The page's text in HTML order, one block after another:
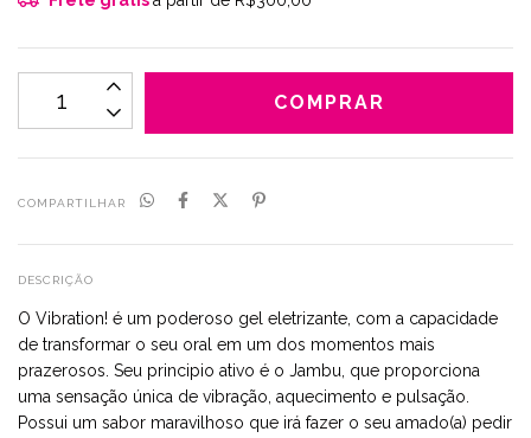
COMPARTILHAR
DESCRIÇÃO
O Vibration! é um poderoso gel eletrizante, com a capacidade
de transformar o seu oral em um dos momentos mais
prazerosos. Seu principio ativo é o Jambu, que proporciona
uma sensação única de vibração, aquecimento e pulsação.
Possui um sabor maravilhoso que irá fazer o seu amado(a) pedir